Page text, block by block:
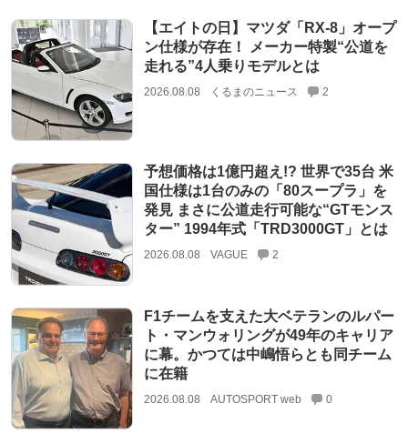
【エイトの日】マツダ「RX-8」オープ
ン仕様が存在！ メーカー特製“公道を
走れる”4人乗りモデルとは
2026.08.08 くるまのニュース 2
予想価格は1億円超え!? 世界で35台 米
国仕様は1台のみの「80スープラ」を
発見 まさに公道走行可能な“GTモンス
ター” 1994年式「TRD3000GT」とは
2026.08.08 VAGUE 2
F1チームを支えた大ベテランのルパー
ト・マンウォリングが49年のキャリア
に幕。かつては中嶋悟らとも同チーム
に在籍
2026.08.08 AUTOSPORT web 0